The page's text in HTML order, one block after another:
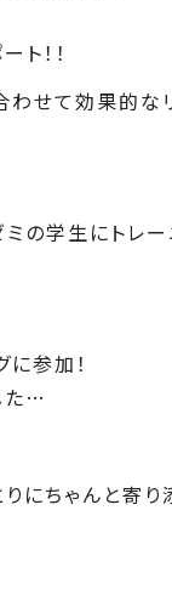
！！
せて効果的な
の学生にトレ
参加！
た…
にちゃんと寄